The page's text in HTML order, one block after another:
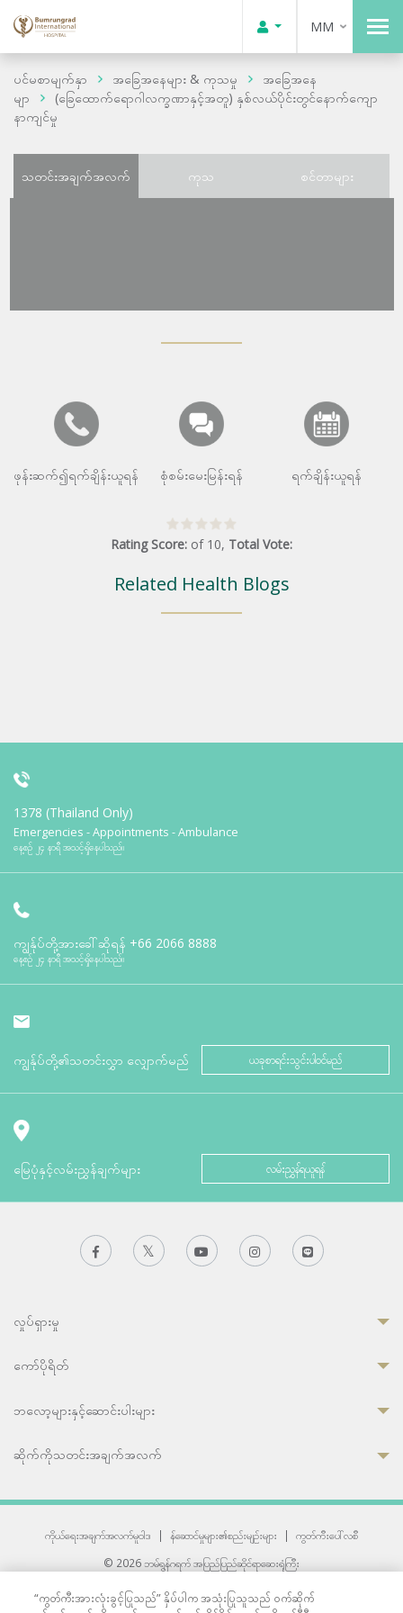
MM
ပင်မစာမျက်နှာ အခြေအနေများ & ကုသမှု
အခြေအနေ
မျာ
(ခြေထောက်ရောဂါလက္ခဏာနှင့်အတူ) နှစ်လယ်ပိုင်းတွင်နောက်ကျော
နာကျင်မှု
သတင်းအချက်အလက် ကုသ စင်တာများ
ဖုန်းဆက်၍ရက်ချိန်းယူရန် စုံစမ်းမေးမြန်းရန် ရက်ချိန်းယူရန်
Rating Score: of 10, Total Vote:
Related Health Blogs
1378 (Thailand Only)
Emergencies - Appointments - Ambulance
နေ့စဉ် ၂၄ နာရီ အသင့်ရှိနေပါသည်။
ကျွန်ုပ်တို့အားခေါ်ဆိုရန် +66 2066 8888
နေ့စဉ် ၂၄ နာရီ အသင့်ရှိနေပါသည်။
ကျွန်ုပ်တို့၏သတင်းလွှာ လျှောက်မည် ယခုစာရင်းသွင်းပါဝင်မည်
မြေပုံနှင့်လမ်းညွှန်ချက်များ လမ်းညွှန်ရယူရန်
လှုပ်ရှားမှု
ကော်ပိုရိတ်
ဘလော့များနှင့်ဆောင်းပါးများ
ဆိုက်ကိုသတင်းအချက်အလက်
ကိုယ်ရေးအချက်အလက်မူဝါဒ | န်ဆောင်မှုများ၏စည်းမျဉ်းများ |
ကွတ်ကီးပေါ်လစီ
© 2026 ဘမ်ရွန်ဂရက် အပြည်ပြည်ဆိုင်ရာဆေးရုံကြီး
“ကွတ်ကီးအားလုံးခွင့်ပြုသည်” နှိပ်ပါက အသုံးပြုသူသည် ဝက်ဆိုက်